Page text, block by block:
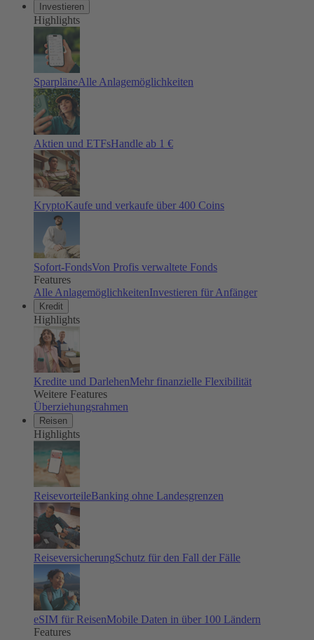
Investieren
Highlights
SparpläneAlle Anlagemöglichkeiten
Aktien und ETFsHandle ab 1 €
KryptoKaufe und verkaufe über 400 Coins
Sofort-FondsVon Profis verwaltete Fonds
Features
Alle AnlagemöglichkeitenInvestieren für Anfänger
Kredit
Highlights
Kredite und DarlehenMehr finanzielle Flexibilität
Weitere Features
Überziehungsrahmen
Reisen
Highlights
ReisevorteileBanking ohne Landesgrenzen
ReiseversicherungSchutz für den Fall der Fälle
eSIM für ReisenMobile Daten in über 100 Ländern
Features